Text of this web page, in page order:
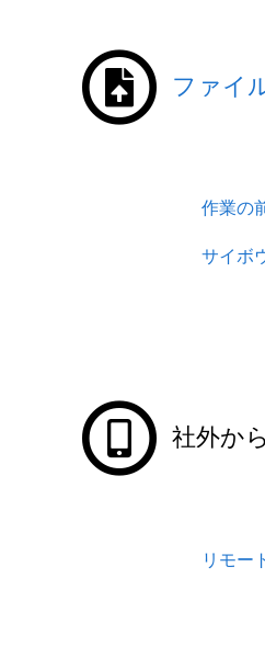
ファイ
作業の
サイボ
社外か
リモー